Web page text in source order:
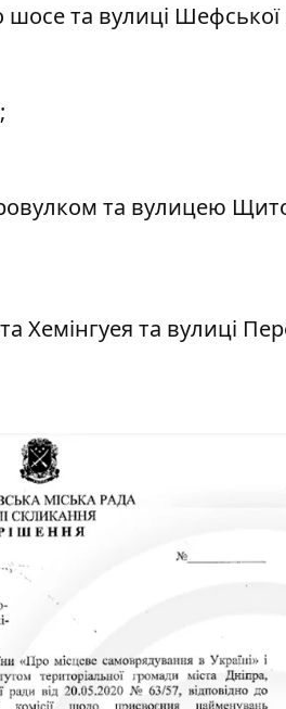
шосе та вулиці Шефської
та вулицею
Хемінгуея та вулиці